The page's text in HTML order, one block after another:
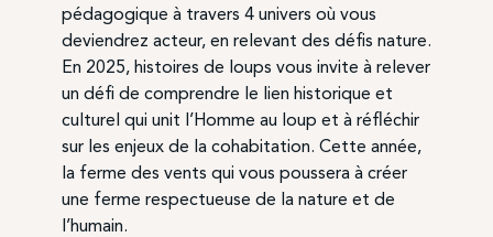
pédagogique à travers 4 univers où vous
deviendrez acteur, en relevant des défis nature.
En 2025, histoires de loups vous invite à relever
un défi de comprendre le lien historique et
culturel qui unit l’Homme au loup et à réfléchir
sur les enjeux de la cohabitation. Cette année,
la ferme des vents qui vous poussera à créer
une ferme respectueuse de la nature et de
l’humain.